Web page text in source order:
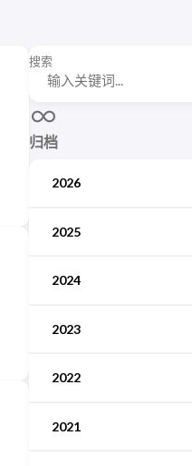
搜索
归档
2026
2025
2024
2023
2022
2021